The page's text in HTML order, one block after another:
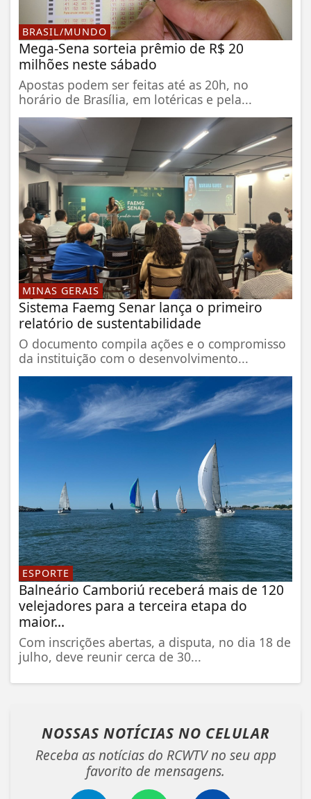
BRASIL/MUNDO
Mega-Sena sorteia prêmio de R$ 20
milhões neste sábado
Apostas podem ser feitas até as 20h, no
horário de Brasília, em lotéricas e pela...
MINAS GERAIS
Sistema Faemg Senar lança o primeiro
relatório de sustentabilidade
O documento compila ações e o compromisso
da instituição com o desenvolvimento...
ESPORTE
Balneário Camboriú receberá mais de 120
velejadores para a terceira etapa do
maior...
Com inscrições abertas, a disputa, no dia 18 de
julho, deve reunir cerca de 30...
NOSSAS NOTÍCIAS NO CELULAR
Receba as notícias do RCWTV no seu app
favorito de mensagens.